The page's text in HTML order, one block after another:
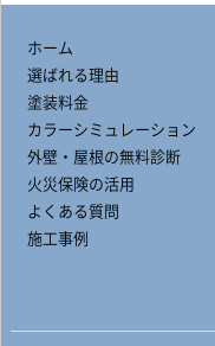
ホーム
選ばれる理由
塗装料金
カラーシミュレーション
外壁・屋根の無料診断
火災保険の活用
よくある質問
施工事例